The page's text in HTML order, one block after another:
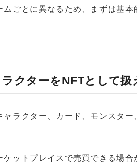
ごとに異なるため、まずは基本
クターをNFTとして扱
ラクター、カード、モンスター
ットプレイスで売買できる場合